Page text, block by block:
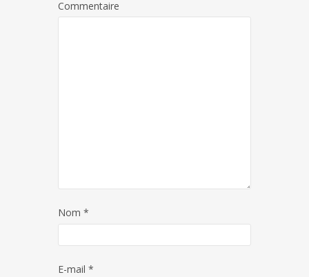
Commentaire
Nom *
E-mail *